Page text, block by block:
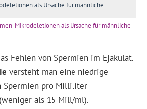
als Ursache für männliche
Fehlen von Spermien im Ejakulat.
versteht man eine niedrige
Spermien pro Milliliter
als 15 Mill/ml).